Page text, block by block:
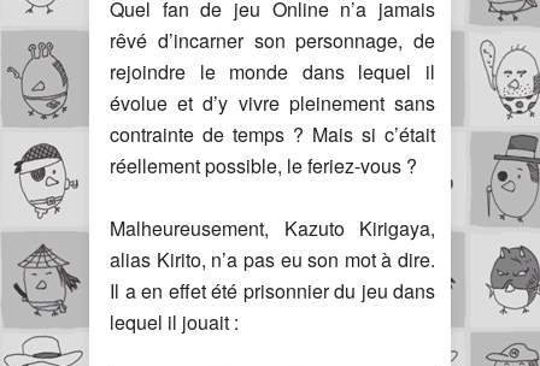
Quel fan de jeu Online n’a jamais
rêvé d’incarner son personnage, de
rejoindre le monde dans lequel il
évolue et d’y vivre pleinement sans
contrainte de temps ? Mais si c’était
réellement possible, le feriez-vous ?
Malheureusement, Kazuto Kirigaya,
alias Kirito, n’a pas eu son mot à dire.
Il a en effet été prisonnier du jeu dans
lequel il jouait :